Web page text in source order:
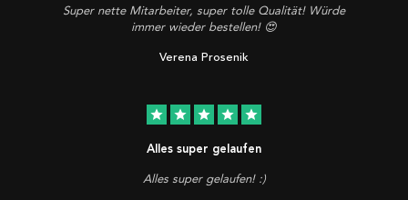
Super nette Mitarbeiter, super tolle Qualität! Würde
immer wieder bestellen! 😍
Verena Prosenik
star star star star star
Alles super gelaufen
Alles super gelaufen! :)